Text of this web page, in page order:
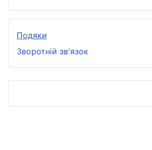
Подяки
Зворотній зв'язок